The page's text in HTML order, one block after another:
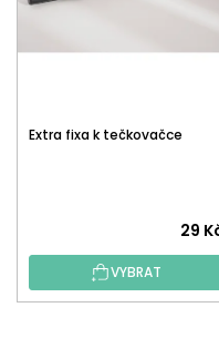
Extra fixa k tečkovačce
29
VYBRAT